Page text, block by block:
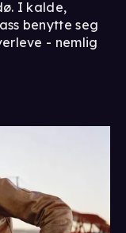
I kalde,
benytte seg
- nemlig